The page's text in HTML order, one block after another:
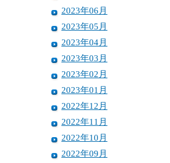
2023年06月
2023年05月
2023年04月
2023年03月
2023年02月
2023年01月
2022年12月
2022年11月
2022年10月
2022年09月